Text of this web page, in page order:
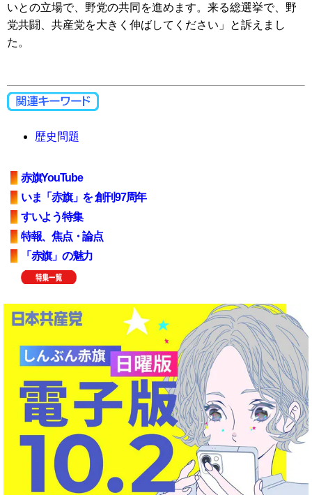
いとの立場で、野党の共同を進めます。来る総選挙で、野
党共闘、共産党を大きく伸ばしてください」と訴えまし
た。
歴史問題
赤旗YouTube
いま「赤旗」を 創刊97周年
すいよう特集
特報、焦点・論点
「赤旗」の魅力